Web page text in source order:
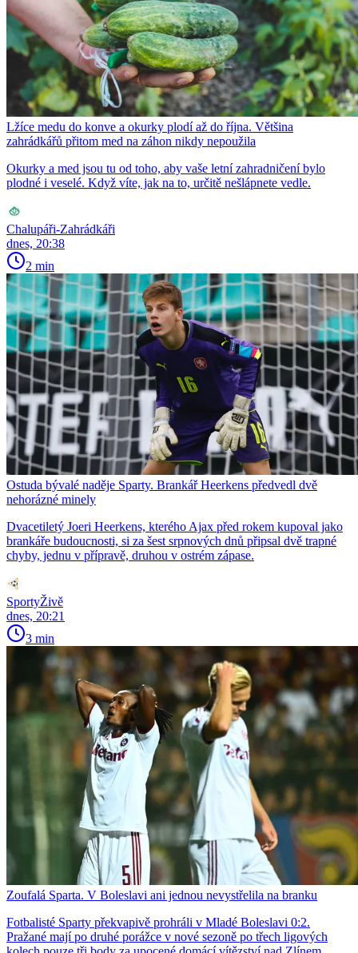
Lžíce medu do konve a okurky plodí až do října. Většina
zahrádkářů přitom med na záhon nikdy nepoužila
Okurky a med jsou tu od toho, aby vaše letní zahradničení bylo
plodné i veselé. Když víte, jak na to, určitě nešlápnete vedle.
Chalupáři-Zahrádkáři
dnes, 20:38
2 min
Ostuda bývalé naděje Sparty. Brankář Heerkens předvedl dvě
nehorázné minely
Dvacetiletý Joeri Heerkens, kterého Ajax před rokem kupoval jako
brankáře budoucnosti, si za šest srpnových dnů připsal dvě trapné
chyby, jednu v přípravě, druhou v ostrém zápase.
SportyŽivě
dnes, 20:21
3 min
Zoufalá Sparta. V Boleslavi ani jednou nevystřelila na branku
Fotbalisté Sparty překvapivě prohráli v Mladé Boleslavi 0:2.
Pražané mají po druhé porážce v nové sezoně po třech ligových